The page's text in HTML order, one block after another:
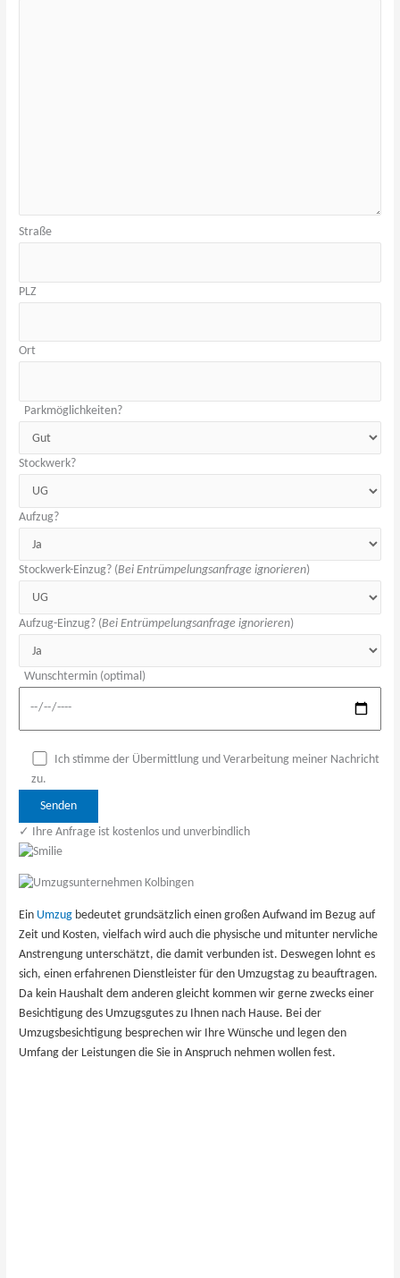
Straße
PLZ
Ort
Parkmöglichkeiten?
Stockwerk?
Aufzug?
Stockwerk-Einzug? (Bei Entrümpelungsanfrage ignorieren)
Aufzug-Einzug? (Bei Entrümpelungsanfrage ignorieren)
Wunschtermin (optimal)
Ich stimme der Übermittlung und Verarbeitung meiner Nachricht
zu.
Bitte lasse dieses Feld leer.
✓ Ihre Anfrage ist kostenlos und unverbindlich
Ein Umzug bedeutet grundsätzlich einen großen Aufwand im Bezug auf
Zeit und Kosten, vielfach wird auch die physische und mitunter nervliche
Anstrengung unterschätzt, die damit verbunden ist. Deswegen lohnt es
sich, einen erfahrenen Dienstleister für den Umzugstag zu beauftragen.
Da kein Haushalt dem anderen gleicht kommen wir gerne zwecks einer
Besichtigung des Umzugsgutes zu Ihnen nach ​Hause. Bei der
Umzugsbesichtigung besprechen wir Ihre Wünsche und legen den
Umfang der Leistungen die Sie in Anspruch nehmen wollen fest.